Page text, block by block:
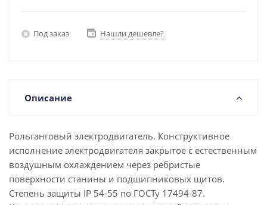
Под заказ Нашли дешевле?
Описание
Рольганговый электродвигатель. Конструктивное
исполнение электродвигателя закрытое с естественным
воздушным охлаждением через ребристые
поверхности станины и подшипниковых щитов.
Степень защиты IP 54-55 по ГОСТу 17494-87.